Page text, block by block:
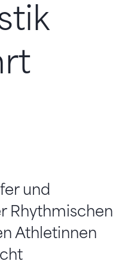
und
Rhythmischen
Athletinnen